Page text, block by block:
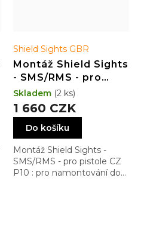
Shield Sights GBR
Montáž Shield Sights
- SMS/RMS - pro
pistole CZ P10 -
Dovetail Low Profile
1 660 CZK
Do košíku
Montáž Shield Sights -
SMS/RMS - pro pistole CZ
P10 : pro namontování do
Skladem (2 ks)